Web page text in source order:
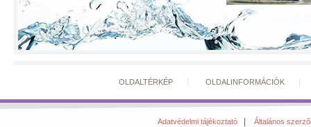
OLDALTÉRKÉP OLDALINFORMÁCIÓK
Adatvédelmi tájékoztató| Általános